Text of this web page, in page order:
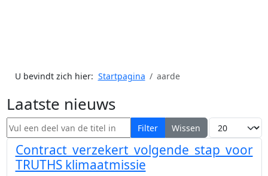
U bevindt zich hier: Startpagina aarde
Laatste nieuws
Vul een deel van de titel in Filter Wissen Toon #
Contract verzekert volgende stap voor
TRUTHS klimaatmissie